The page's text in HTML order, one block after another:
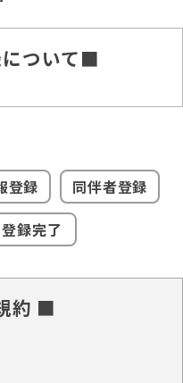
ついて■
登録
同伴者登録
登録完了
約 ■